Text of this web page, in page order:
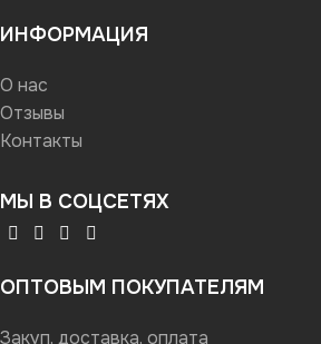
ИНФОРМАЦИЯ
О нас
Отзывы
Контакты
МЫ В СОЦСЕТЯХ
ОПТОВЫМ ПОКУПАТЕЛЯМ
Закуп, доставка, оплата